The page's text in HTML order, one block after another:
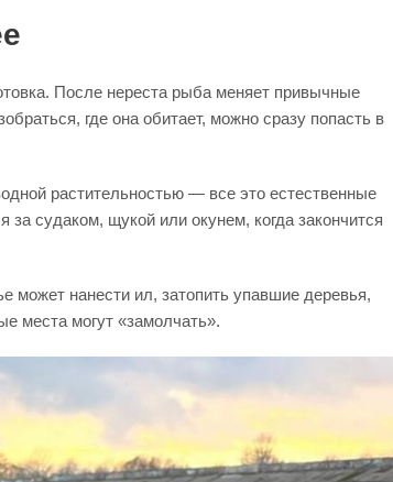
После нереста рыба меняет привычные
где она обитает, можно сразу попасть в
растительностью — все это естественные
судаком, щукой или окунем, когда закончится
может нанести ил, затопить упавшие деревья,
места могут «замолчать».